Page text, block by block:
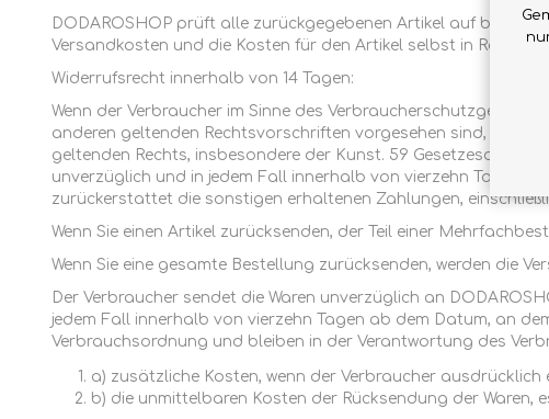
DODAROSHOP prüft alle zurückgegebenen Artikel auf
Versandkosten und die Kosten für den Artikel selbst in
Widerrufsrecht innerhalb von 14 Tagen:
Wenn der Verbraucher im Sinne des
anderen geltenden Rechtsvorschriften vorgesehen sind, und
geltenden Rechts, insbesondere der Kunst. 59 Gesetzesdekret
unverzüglich und in jedem Fall innerhalb von vierzehn Tagen
zurückerstattet die sonstigen erhaltenen Zahlungen,
Wenn Sie einen Artikel zurücksenden, der Teil einer
Wenn Sie eine gesamte Bestellung zurücksenden, werden die
Der Verbraucher sendet die Waren unverzüglich an
jedem Fall innerhalb von vierzehn Tagen ab dem Datum, an
Verbrauchsordnung und bleiben in der Verantwortung des
a) zusätzliche Kosten, wenn der Verbraucher
b) die unmittelbaren Kosten der Rücksendung der Waren,